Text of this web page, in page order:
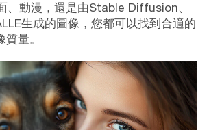
、動漫，還是由Stable Diffusion、
生成的圖像，您都可以找到合適的
量。